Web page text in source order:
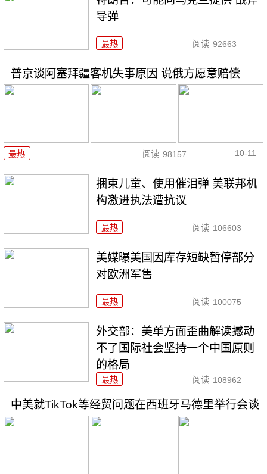
导弹
最热 阅读 92663
普京谈阿塞拜疆客机失事原因 说俄方愿意赔偿
最热 阅读 98157 10-11
捆束儿童、使用催泪弹 美联邦机
构激进执法遭抗议
最热 阅读 106603
美媒曝美国因库存短缺暂停部分
对欧洲军售
最热 阅读 100075
外交部：美单方面歪曲解读撼动
不了国际社会坚持一个中国原则
的格局
最热 阅读 108962
中美就TikTok等经贸问题在西班牙马德里举行会谈